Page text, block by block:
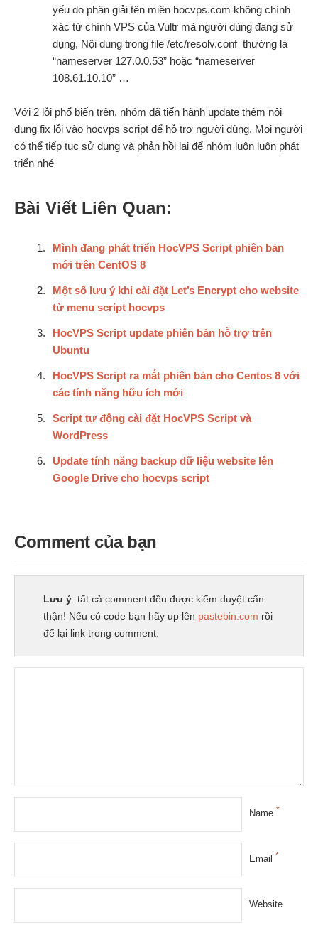
yếu do phân giải tên miền hocvps.com không chính
xác từ chính VPS của Vultr mà người dùng đang sử
dụng, Nội dung trong file /etc/resolv.conf thường là
“nameserver 127.0.0.53” hoặc “nameserver
108.61.10.10” …
Với 2 lỗi phổ biến trên, nhóm đã tiến hành update thêm nội
dung fix lỗi vào hocvps script để hỗ trợ người dùng, Mọi người
có thể tiếp tục sử dụng và phản hồi lại để nhóm luôn luôn phát
triển nhé
Bài Viết Liên Quan:
Mình đang phát triển HocVPS Script phiên bản
mới trên CentOS 8
Một số lưu ý khi cài đặt Let’s Encrypt cho website
từ menu script hocvps
HocVPS Script update phiên bản hỗ trợ trên
Ubuntu
HocVPS Script ra mắt phiên bản cho Centos 8 với
các tính năng hữu ích mới
Script tự động cài đặt HocVPS Script và
WordPress
Update tính năng backup dữ liệu website lên
Google Drive cho hocvps script
Comment của bạn
Lưu ý: tất cả comment đều được kiểm duyệt cẩn
thận! Nếu có code bạn hãy up lên pastebin.com rồi
để lại link trong comment.
Name *
Email *
Website